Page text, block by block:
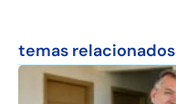
temas relacionados